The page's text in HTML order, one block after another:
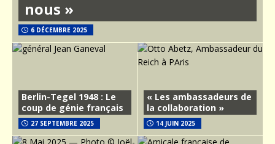
nous »
6 DÉCEMBRE 2025
Berlin-Tegel 1948 : Le
coup de génie français
27 SEPTEMBRE 2025
« Les ambassadeurs de
la collaboration »
14 JUIN 2025